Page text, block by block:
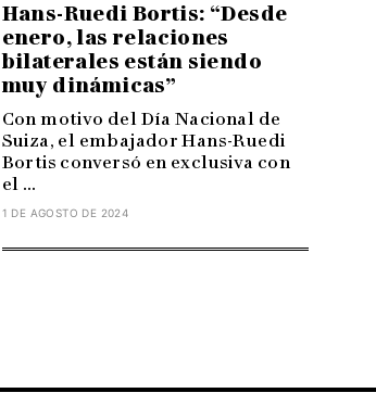
Hans-Ruedi Bortis: “Desde
enero, las relaciones
bilaterales están siendo
muy dinámicas”
Con motivo del Día Nacional de
Suiza, el embajador Hans-Ruedi
Bortis conversó en exclusiva con
el ...
1 DE AGOSTO DE 2024